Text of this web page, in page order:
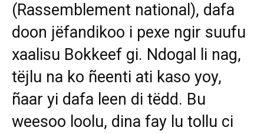
(Rassemblement national), dafa
doon jëfandikoo i pexe ngir suufu
xaalisu Bokkeef gi. Ndogal li nag,
tëjlu na ko ñeenti ati kaso yoy,
ñaar yi dafa leen di tëdd. Bu
weesoo loolu, dina fay lu tollu ci